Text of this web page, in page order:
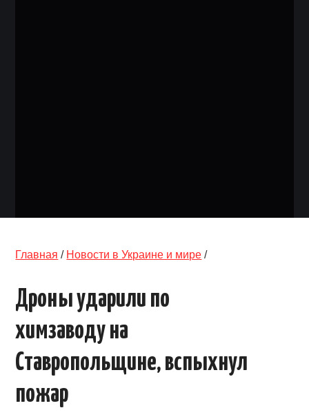
Главная / Новости в Украине и мире /
Дроны ударили по
химзаводу на
Ставропольщине, вспыхнул
пожар